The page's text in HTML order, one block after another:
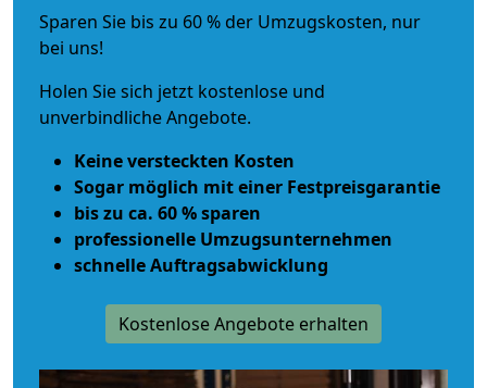
Sparen Sie bis zu 60 % der Umzugskosten, nur
bei uns!
Holen Sie sich jetzt kostenlose und
unverbindliche Angebote.
Keine versteckten Kosten
Sogar möglich mit einer Festpreisgarantie
bis zu ca. 60 % sparen
professionelle Umzugsunternehmen
schnelle Auftragsabwicklung
Kostenlose Angebote erhalten